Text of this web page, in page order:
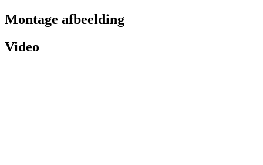
Montage afbeelding
Video